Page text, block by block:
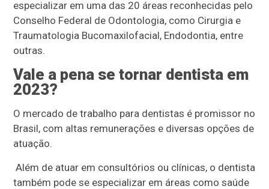
especializar em uma das 20 áreas reconhecidas pelo
Conselho Federal de Odontologia, como Cirurgia e
Traumatologia Bucomaxilofacial, Endodontia, entre
outras.
Vale a pena se tornar dentista em
2023?
O mercado de trabalho para dentistas é promissor no
Brasil, com altas remunerações e diversas opções de
atuação.
Além de atuar em consultórios ou clínicas, o dentista
também pode se especializar em áreas como saúde